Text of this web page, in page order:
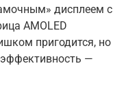
дисплеем с
AMOLED
пригодится, но
—